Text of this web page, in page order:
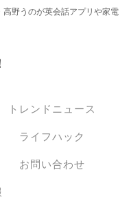
野うのが英会話アプリや家電
トレンドニュース
ライフハック
お問い合わせ